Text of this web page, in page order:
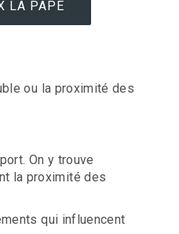
LA PAPE
ou la proximité des
On y trouve
la proximité des
qui influencent